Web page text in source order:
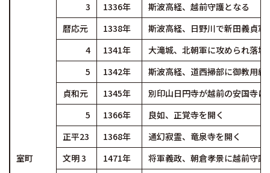
室町
3
1336年
斯波高経、越前守護となる
暦応元
1338年
斯波高経、日野川で新田義貞軍
4
1341年
大滝城、北朝軍に攻められ落城
5
1342年
斯波高経、道西掃部に御教用
貞和元
1345年
別印山日円寺が越前の安国寺に
5
1366年
良如、正覚寺を開く
正平23
1368年
通幻寂霊、竜泉寺を開く
文明 3
1471年
将軍義政、朝倉孝景に越前守護